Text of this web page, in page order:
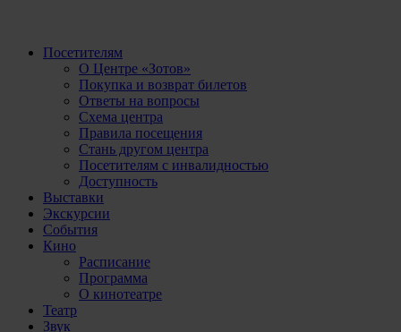
Посетителям
О Центре «Зотов»
Покупка и возврат билетов
Ответы на вопросы
Схема центра
Правила посещения
Стань другом центра
Посетителям с инвалидностью
Доступность
Выставки
Экскурсии
События
Кино
Расписание
Программа
О кинотеатре
Театр
Звук